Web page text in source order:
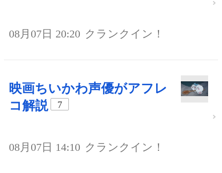
08月07日 20:20 クランクイン！
映画ちいかわ声優がアフレ
コ解説
7
08月07日 14:10 クランクイン！